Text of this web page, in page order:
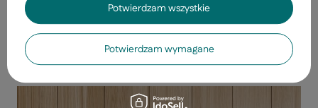
Niewielki, o kompaktowych wymiarach i nieco obłych kształtach
wąski biały kinkiet LED Magnum ma obudowę z metalu, a abażur z
grubo tkanego materiału w połączeniu z PCV. Prosty, uniwersalny,
elegancki model został wyposażony w ruchome ramię, dzięki któremu
dopasowanie światła do danej przestrzeni nie sprawia problemu.
Potwierdzam wymagane
Potwierdzam wszystkie